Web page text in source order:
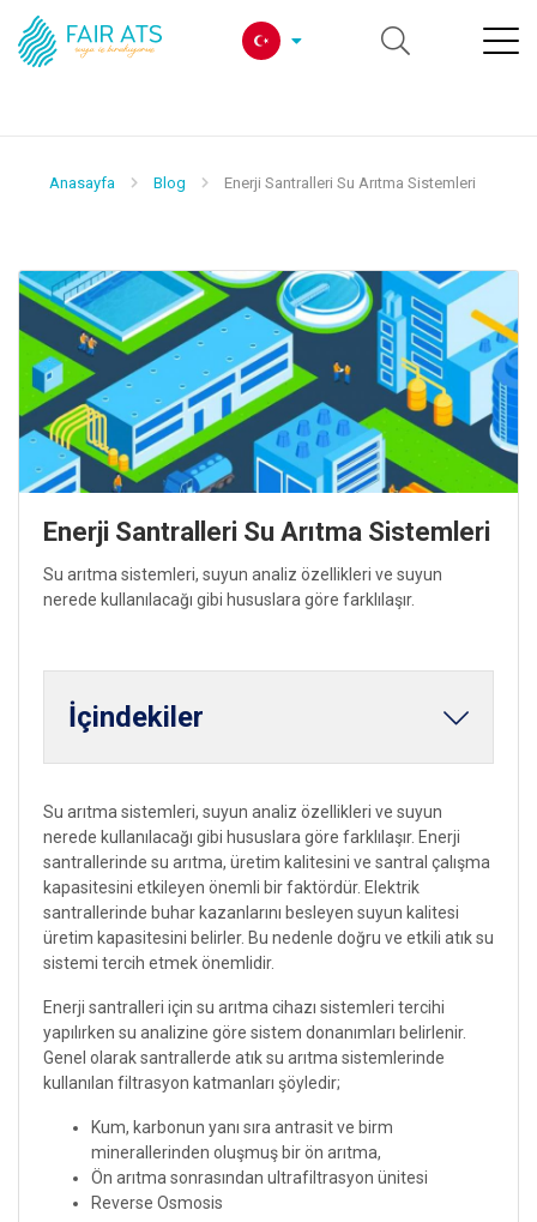
Anasayfa Blog Enerji Santralleri Su Arıtma Sistemleri
Enerji Santralleri Su Arıtma Sistemleri
Su arıtma sistemleri, suyun analiz özellikleri ve suyun
nerede kullanılacağı gibi hususlara göre farklılaşır.
İçindekiler
Su arıtma sistemleri, suyun analiz özellikleri ve suyun
nerede kullanılacağı gibi hususlara göre farklılaşır. Enerji
santrallerinde su arıtma, üretim kalitesini ve santral çalışma
kapasitesini etkileyen önemli bir faktördür. Elektrik
santrallerinde buhar kazanlarını besleyen suyun kalitesi
üretim kapasitesini belirler. Bu nedenle doğru ve etkili atık su
sistemi tercih etmek önemlidir.
Enerji santralleri için su arıtma cihazı sistemleri tercihi
yapılırken su analizine göre sistem donanımları belirlenir.
Genel olarak santrallerde atık su arıtma sistemlerinde
kullanılan filtrasyon katmanları şöyledir;
Kum, karbonun yanı sıra antrasit ve birm
minerallerinden oluşmuş bir ön arıtma,
Ön arıtma sonrasından ultrafiltrasyon ünitesi
Reverse Osmosis